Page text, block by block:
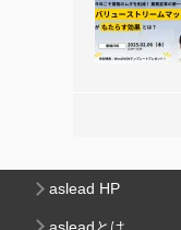
aslead HP